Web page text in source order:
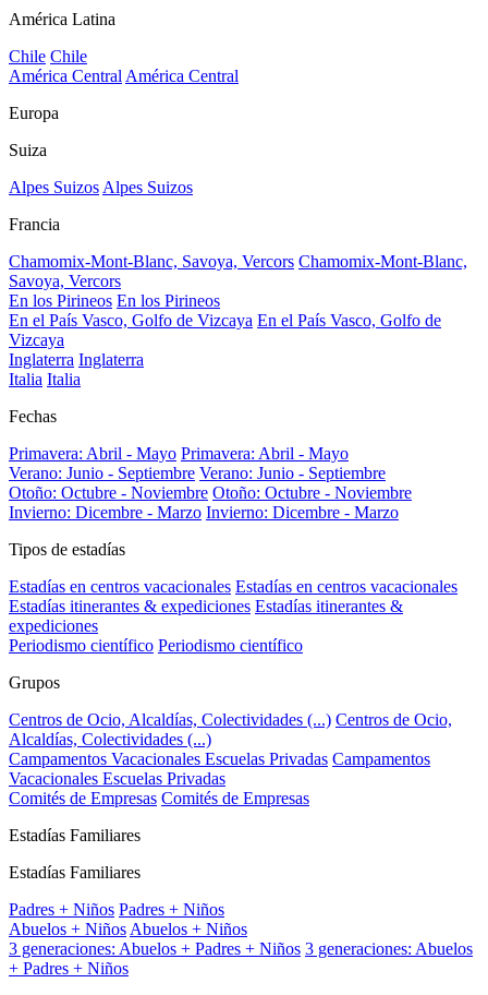
América Latina
Chile Chile
América Central América Central
Europa
Suiza
Alpes Suizos Alpes Suizos
Francia
Chamomix-Mont-Blanc, Savoya, Vercors Chamomix-Mont-Blanc,
Savoya, Vercors
En los Pirineos En los Pirineos
En el País Vasco, Golfo de Vizcaya En el País Vasco, Golfo de
Vizcaya
Inglaterra Inglaterra
Italia Italia
Fechas
Primavera: Abril - Mayo Primavera: Abril - Mayo
Verano: Junio - Septiembre Verano: Junio - Septiembre
Otoño: Octubre - Noviembre Otoño: Octubre - Noviembre
Invierno: Dicembre - Marzo Invierno: Dicembre - Marzo
Tipos de estadías
Estadías en centros vacacionales Estadías en centros vacacionales
Estadías itinerantes & expediciones Estadías itinerantes &
expediciones
Periodismo científico Periodismo científico
Grupos
Centros de Ocio, Alcaldías, Colectividades (...) Centros de Ocio,
Alcaldías, Colectividades (...)
Campamentos Vacacionales Escuelas Privadas Campamentos
Vacacionales Escuelas Privadas
Comités de Empresas Comités de Empresas
Estadías Familiares
Estadías Familiares
Padres + Niños Padres + Niños
Abuelos + Niños Abuelos + Niños
3 generaciones: Abuelos + Padres + Niños 3 generaciones: Abuelos
+ Padres + Niños